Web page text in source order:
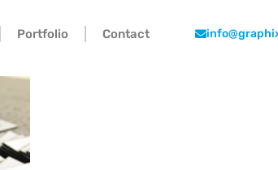
Portfolio Contact